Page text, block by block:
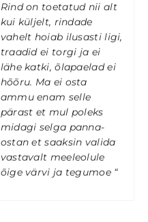
Rind on toetatud nii alt
kui küljelt, rindade
vahelt hoiab ilusasti ligi,
traadid ei torgi ja ei
lähe katki, õlapaelad ei
hõõru. Ma ei osta
ammu enam selle
pärast et mul poleks
midagi selga panna-
ostan et saaksin valida
vastavalt meeleolule
õige värvi ja tegumoe “